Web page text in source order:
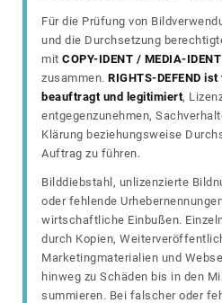
Für die Prüfung von
und die Durchsetzung
mit COPY-IDENT / MEDIA-IDENT
zusammen. RIGHTS-DEFEND
beauftragt und legitimiert,
entgegenzunehmen,
Klärung beziehungsweise
Auftrag zu führen.
Bilddiebstahl, unlizenzierte
oder fehlende
wirtschaftliche Einbußen.
durch Kopien,
Marketingmaterialien und
hinweg zu Schäden bis in den
summieren. Bei falscher oder